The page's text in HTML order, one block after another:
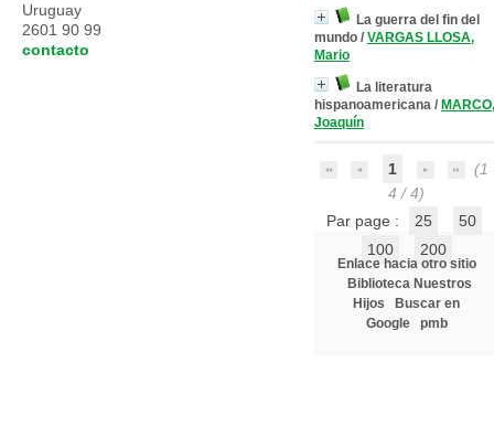
La guerra del fin del
mundo / VARGAS LLOSA,
Mario
La literatura
hispanoamericana / MARCO,
Joaquín
1
(1
4 / 4)
Par page :
25
50
100
200
Enlace hacia otro sitio
Biblioteca Nuestros
Hijos
Buscar en
Google
pmb
Uruguay
2601 90 99
contacto